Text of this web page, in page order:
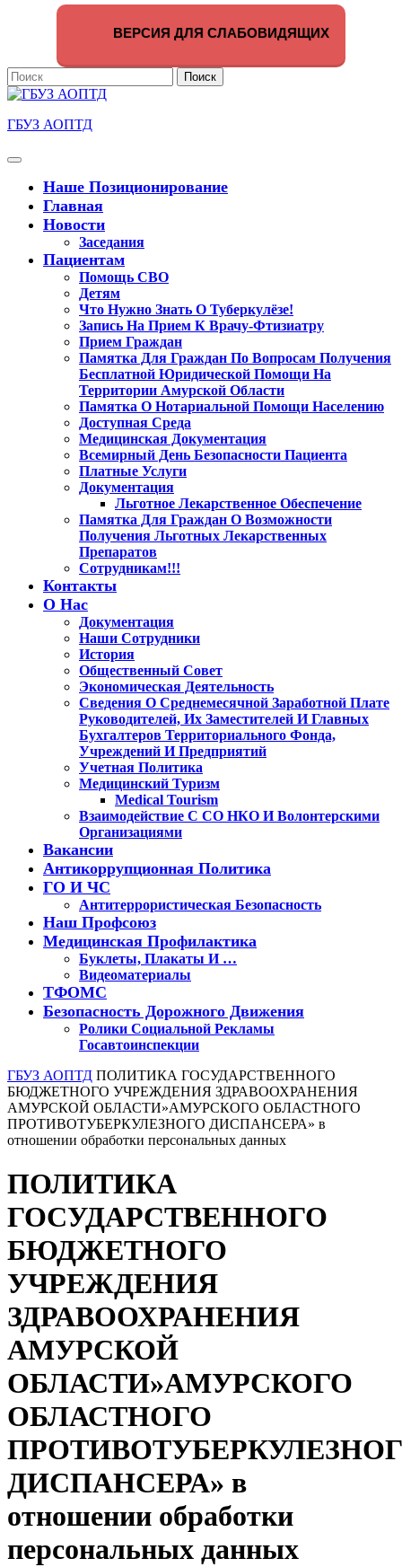
Перейти
ВЕРСИЯ ДЛЯ СЛАБОВИДЯЩИХ
Поиск
по:
ГБУЗ АОПТД
Кнопка
ОткрытьНаше Позиционирование
Главная
Новости
Заседания
Пациентам
Помощь СВО
Детям
Что Нужно Знать О Туберкулёзе!
Запись На Прием К Врачу-Фтизиатру
Прием Граждан
Памятка Для Граждан По Вопросам Получения
Бесплатной Юридической Помощи На
Территории Амурской Области
Памятка О Нотариальной Помощи Населению
Доступная Среда
Медицинская Документация
Всемирный День Безопасности Пациента
Платные Услуги
Документация
Льготное Лекарственное Обеспечение
Памятка Для Граждан О Возможности
Получения Льготных Лекарственных
Препаратов
Сотрудникам!!!
Контакты
О Нас
Документация
Наши Сотрудники
История
Общественный Совет
Экономическая Деятельность
Сведения О Среднемесячной Заработной Плате
Руководителей, Их Заместителей И Главных
Бухгалтеров Территориального Фонда,
Учреждений И Предприятий
Учетная Политика
Медицинский Туризм
Medical Tourism
Взаимодействие С СО НКО И Волонтерскими
Организациями
Вакансии
Антикоррупционная Политика
ГО И ЧС
Антитеррористическая Безопасность
Наш Профсоюз
Медицинская Профилактика
Буклеты, Плакаты И …
Видеоматериалы
ТФОМС
Безопасность Дорожного Движения
Ролики Социальной Рекламы
Госавтоинспекции
Кнопка
Закрыть
ГБУЗ АОПТД ПОЛИТИКА ГОСУДАРСТВЕННОГО
БЮДЖЕТНОГО УЧРЕЖДЕНИЯ ЗДРАВООХРАНЕНИЯ
АМУРСКОЙ ОБЛАСТИ»АМУРСКОГО ОБЛАСТНОГО
ПРОТИВОТУБЕРКУЛЕЗНОГО ДИСПАНСЕРА» в
отношении обработки персональных данных
ПОЛИТИКА
ГОСУДАРСТВЕННОГО
БЮДЖЕТНОГО
УЧРЕЖДЕНИЯ
ЗДРАВООХРАНЕНИЯ
АМУРСКОЙ
ОБЛАСТИ»АМУРСКОГО
ОБЛАСТНОГО
ДИСПАНСЕРА» в
отношении обработки
персональных данных